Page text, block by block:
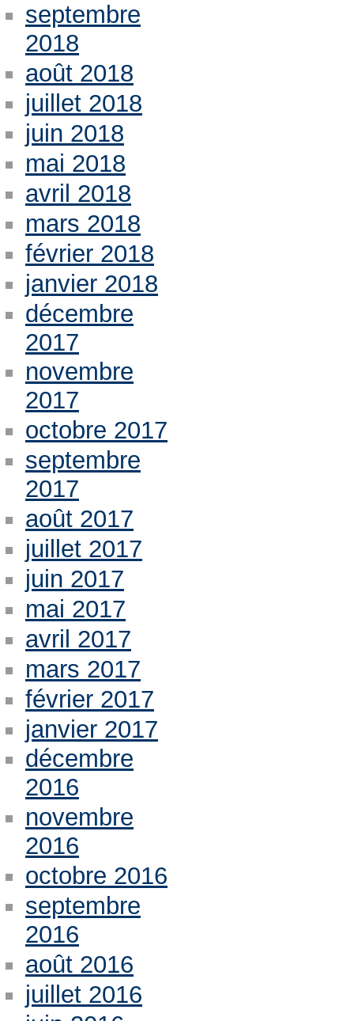
septembre
2018
août 2018
juillet 2018
juin 2018
mai 2018
avril 2018
mars 2018
février 2018
janvier 2018
décembre
2017
novembre
2017
octobre 2017
septembre
2017
août 2017
juillet 2017
juin 2017
mai 2017
avril 2017
mars 2017
février 2017
janvier 2017
décembre
2016
novembre
2016
octobre 2016
septembre
2016
août 2016
juillet 2016